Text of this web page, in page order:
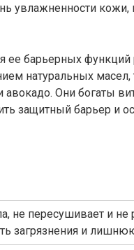
увлажненности кожи,
ее барьерных функций
натуральных
авокадо. Они богаты
защитный барьер и
не пересушивает и не
загрязнения и